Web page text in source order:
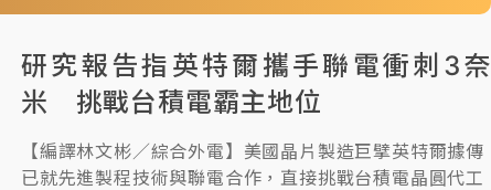
研究報告指英特爾攜手聯電衝刺3奈
米 挑戰台積電霸主地位
【編譯林文彬／綜合外電】美國晶片製造巨擘英特爾據傳
已就先進製程技術與聯電合作，直接挑戰台積電晶圓代工